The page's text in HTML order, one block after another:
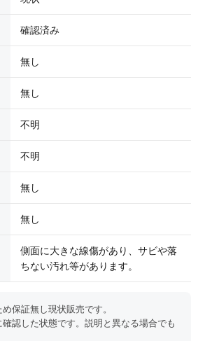
確認済み
無し
無し
不明
不明
無し
無し
側面に大きな線傷があり、サビや落
ちない汚れ等があります。
保証無し現状販売です。
認した状態です。説明と異なる場合でも